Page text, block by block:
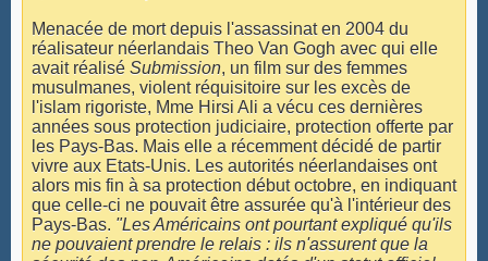
Menacée de mort depuis l'assassinat en 2004 du
réalisateur néerlandais Theo Van Gogh avec qui elle
avait réalisé Submission, un film sur des femmes
musulmanes, violent réquisitoire sur les excès de
l'islam rigoriste, Mme Hirsi Ali a vécu ces dernières
années sous protection judiciaire, protection offerte par
les Pays-Bas. Mais elle a récemment décidé de partir
vivre aux Etats-Unis. Les autorités néerlandaises ont
alors mis fin à sa protection début octobre, en indiquant
que celle-ci ne pouvait être assurée qu'à l'intérieur des
Pays-Bas. "Les Américains ont pourtant expliqué qu'ils
ne pouvaient prendre le relais : ils n'assurent que la